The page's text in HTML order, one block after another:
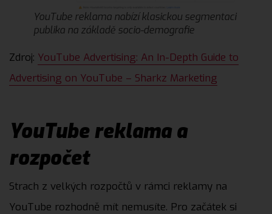
YouTube reklama nabízí klasickou segmentaci
publika na základě socio-demografie
Zdroj: YouTube Advertising: An In-Depth Guide to
Advertising on YouTube – Sharkz Marketing
YouTube reklama a
rozpočet
Strach z velkých rozpočtů v rámci reklamy na
YouTube rozhodně mít nemusíte. Pro začátek si